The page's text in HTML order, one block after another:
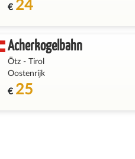
€ 24
Acherkogelbahn
Ötz -
Tirol
Oostenrijk
€ 25